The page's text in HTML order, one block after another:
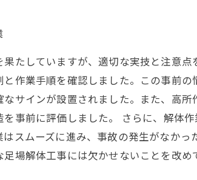
たしていますが、適切な実技と注意
作業手順を確認しました。この事前
サインが設置されました。また、高
事前に評価しました。 さらに、解体
スムーズに進み、事故の発生がなか
場解体工事には欠かせないことを改め